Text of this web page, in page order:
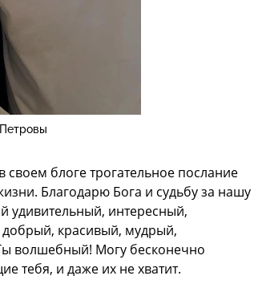
своем блоге трогательное послание
Благодарю Бога и судьбу за нашу
удивительный, интересный,
красивый, мудрый,
волшебный! Могу бесконечно
тебя, и даже их не хватит.